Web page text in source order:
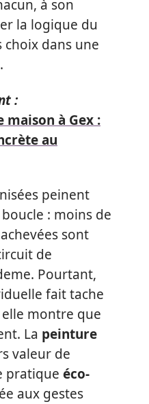
à son
la logique du
dans une
:
maison à Gex :
au
peinent
: moins de
sont
de
Pourtant,
fait tache
elle montre que
La peinture
valeur de
pratique éco-
aux gestes